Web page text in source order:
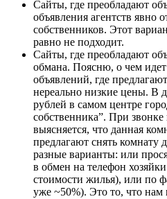
Сайты, где преобладают
объявления агентств явно
собственников. Этот
равно не подходит.
Сайты, где преобладают
обмана. Поясню, о чем
объявлений, где
нереально низкие цены. В
рублей в самом центре
собственника”. При
выясняется, что данная
предлагают снять
разные варианты: или
в обмен на телефон
стоимости жилья), или по
уже ~50%). Это то, что нам